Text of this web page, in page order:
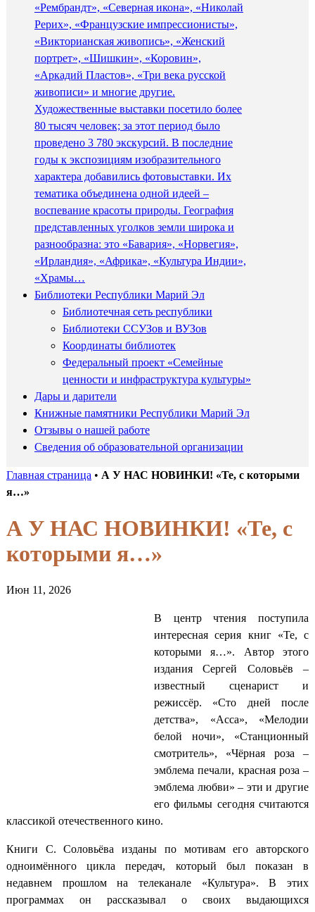
«Рембрандт», «Северная икона», «Николай
Рерих», «Французские импрессионисты»,
«Викторианская живопись», «Женский
портрет», «Шишкин», «Коровин»,
«Аркадий Пластов», «Три века русской
живописи» и многие другие.
Художественные выставки посетило более
80 тысяч человек; за этот период было
проведено 3 780 экскурсий. В последние
годы к экспозициям изобразительного
характера добавились фотовыставки. Их
тематика объединена одной идеей –
воспевание красоты природы. География
представленных уголков земли широка и
разнообразна: это «Бавария», «Норвегия»,
«Ирландия», «Африка», «Культура Индии»,
«Храмы…
Библиотеки Республики Марий Эл
Библиотечная сеть республики
Библиотеки ССУЗов и ВУЗов
Координаты библиотек
Федеральный проект «Семейные
ценности и инфраструктура культуры»
Дары и дарители
Книжные памятники Республики Марий Эл
Отзывы о нашей работе
Сведения об образовательной организации
Главная страница • А У НАС НОВИНКИ! «Те, с которыми
я…»
А У НАС НОВИНКИ! «Те, с
которыми я…»
Июн 11, 2026
В центр чтения поступила
интересная серия книг «Те, с
которыми я…». Автор этого
издания Сергей Соловьёв –
известный сценарист и
режиссёр. «Сто дней после
детства», «Асса», «Мелодии
белой ночи», «Станционный
смотритель», «Чёрная роза –
эмблема печали, красная роза –
эмблема любви» – эти и другие
его фильмы сегодня считаются
классикой отечественного кино.
Книги С. Соловьёва изданы по мотивам его авторского
одноимённого цикла передач, который был показан в
недавнем прошлом на телеканале «Культура». В этих
программах он рассказывал о своих выдающихся